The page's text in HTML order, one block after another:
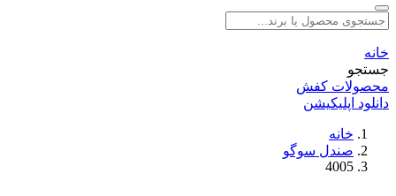
خانه
جستجو
محصولات کفش
دانلود اپلیکیشن
خانه
صندل سوگو
4005